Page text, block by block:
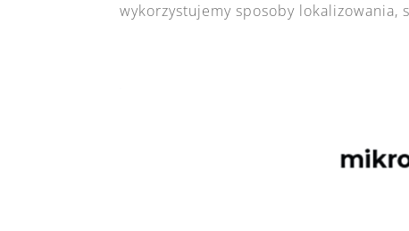
wykorzystujemy sposoby lokalizowania,